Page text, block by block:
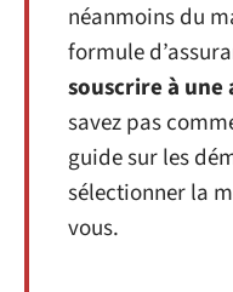
néanmoins du
formule
souscrire à une
savez pas
guide sur les
sélectionner la
vous.